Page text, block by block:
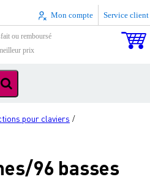
Mon compte Service client
ou remboursé
prix
pour claviers /
96 basses